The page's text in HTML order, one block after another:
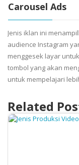
Carousel Ads
Jenis iklan ini
audience Instagram
menggesek layar
tombol yang akan
untuk mempelajari
Related